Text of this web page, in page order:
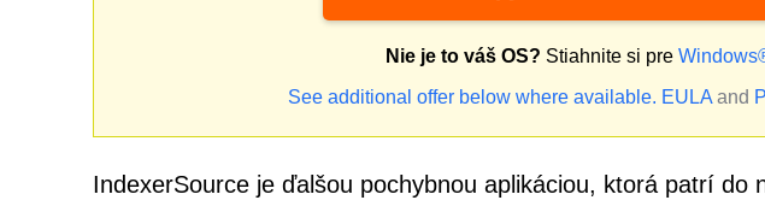
Nie je to váš OS? Stiahnite si pre
See additional offer below where available. EULA and
IndexerSource je ďalšou pochybnou aplikáciou, ktorá patrí do